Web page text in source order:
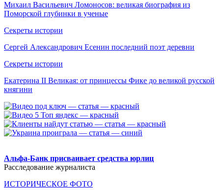
Михаил Васильевич Ломоносов: великая биография из
Поморской глубинки в ученые
Секреты истории
Сергей Александрович Есенин последний поэт деревни
Секреты истории
Екатерина II Великая: от принцессы Фике до великой русской
княгини
Альфа-Банк присваивает средства юрлиц
Расследование журналиста
ИСТОРИЧЕСКОЕ ФОТО